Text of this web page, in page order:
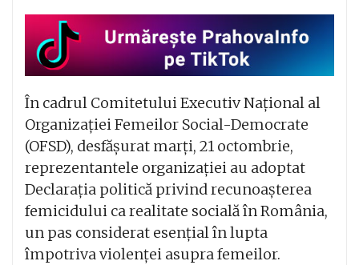
În cadrul Comitetului Executiv Național al
Organizației Femeilor Social-Democrate
(OFSD), desfășurat marți, 21 octombrie,
reprezentantele organizației au adoptat
Declarația politică privind recunoașterea
femicidului ca realitate socială în România,
un pas considerat esențial în lupta
împotriva violenței asupra femeilor.